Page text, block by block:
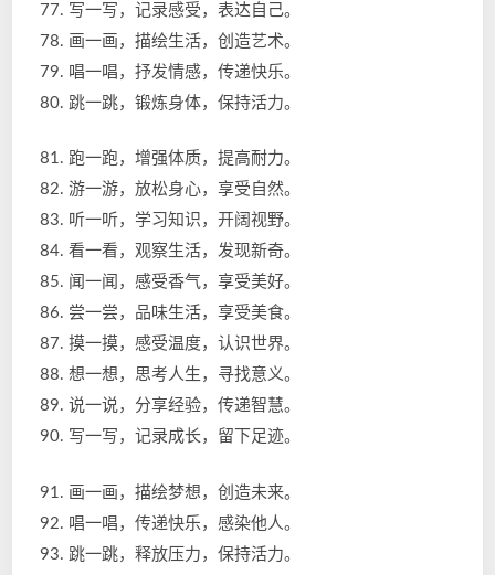
77. 写一写，记录感受，表达自己。
78. 画一画，描绘生活，创造艺术。
79. 唱一唱，抒发情感，传递快乐。
80. 跳一跳，锻炼身体，保持活力。
81. 跑一跑，增强体质，提高耐力。
82. 游一游，放松身心，享受自然。
83. 听一听，学习知识，开阔视野。
84. 看一看，观察生活，发现新奇。
85. 闻一闻，感受香气，享受美好。
86. 尝一尝，品味生活，享受美食。
87. 摸一摸，感受温度，认识世界。
88. 想一想，思考人生，寻找意义。
89. 说一说，分享经验，传递智慧。
90. 写一写，记录成长，留下足迹。
91. 画一画，描绘梦想，创造未来。
92. 唱一唱，传递快乐，感染他人。
93. 跳一跳，释放压力，保持活力。